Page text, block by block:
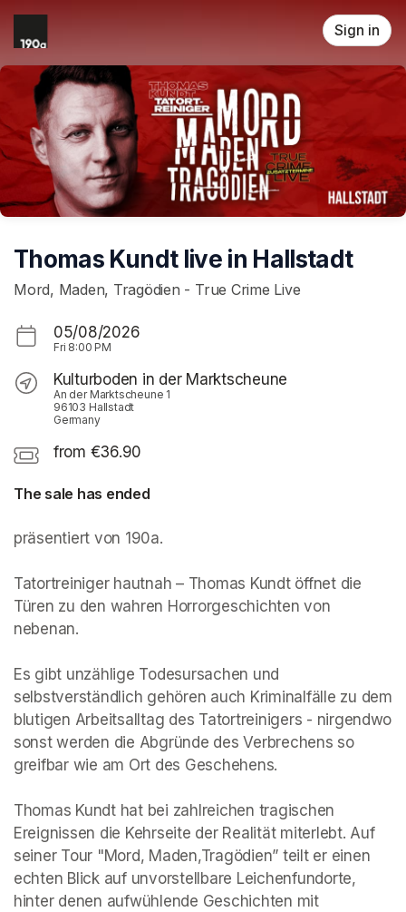
Skip header
Sign in
Thomas Kundt live in Hallstadt
Mord, Maden, Tragödien - True Crime Live
05/08/2026
Fri 8:00 PM
Kulturboden in der Marktscheune
An der Marktscheune 1
96103 Hallstadt
Germany
from €36.90
The sale has ended
präsentiert von 190a.
Tatortreiniger hautnah – Thomas Kundt öffnet die
Türen zu den wahren Horrorgeschichten von
nebenan.
Es gibt unzählige Todesursachen und
selbstverständlich gehören auch Kriminalfälle zu dem
blutigen Arbeitsalltag des Tatortreinigers - nirgendwo
sonst werden die Abgründe des Verbrechens so
greifbar wie am Ort des Geschehens.
Thomas Kundt hat bei zahlreichen tragischen
Ereignissen die Kehrseite der Realität miterlebt. Auf
seiner Tour "Mord, Maden,Tragödien” teilt er einen
echten Blick auf unvorstellbare Leichenfundorte,
hinter denen aufwühlende Geschichten mit